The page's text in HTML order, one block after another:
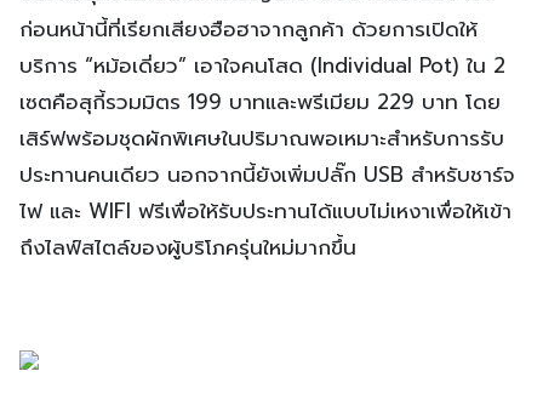
ก่อนหน้านี้ที่เรียกเสียงฮือฮาจากลูกค้า ด้วยการเปิดให้
บริการ “หม้อเดี่ยว” เอาใจคนโสด (Individual Pot) ใน 2
เซตคือสุกี้รวมมิตร 199 บาทและพรีเมียม 229 บาท โดย
เสิร์ฟพร้อมชุดผักพิเศษในปริมาณพอเหมาะสำหรับการรับ
ประทานคนเดียว นอกจากนี้ยังเพิ่มปลั๊ก USB สำหรับชาร์จ
ไฟ และ WIFI ฟรีเพื่อให้รับประทานได้แบบไม่เหงาเพื่อให้เข้า
ถึงไลฟ์สไตล์ของผู้บริโภครุ่นใหม่มากขึ้น